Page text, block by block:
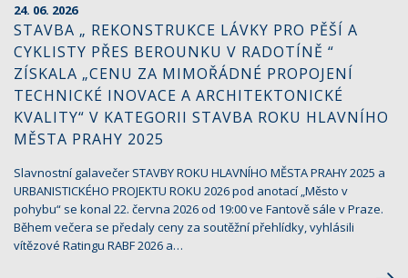
24. 06. 2026
STAVBA „ REKONSTRUKCE LÁVKY PRO PĚŠÍ A
CYKLISTY PŘES BEROUNKU V RADOTÍNĚ “
ZÍSKALA „CENU ZA MIMOŘÁDNÉ PROPOJENÍ
TECHNICKÉ INOVACE A ARCHITEKTONICKÉ
KVALITY“ V KATEGORII STAVBA ROKU HLAVNÍHO
MĚSTA PRAHY 2025
Slavnostní galavečer STAVBY ROKU HLAVNÍHO MĚSTA PRAHY 2025 a
URBANISTICKÉHO PROJEKTU ROKU 2026 pod anotací „Město v
pohybu“ se konal 22. června 2026 od 19:00 ve Fantově sále v Praze.
Během večera se předaly ceny za soutěžní přehlídky, vyhlásili
vítězové Ratingu RABF 2026 a…